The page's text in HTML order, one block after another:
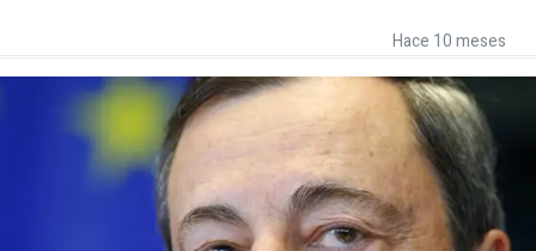
Hace 10 meses